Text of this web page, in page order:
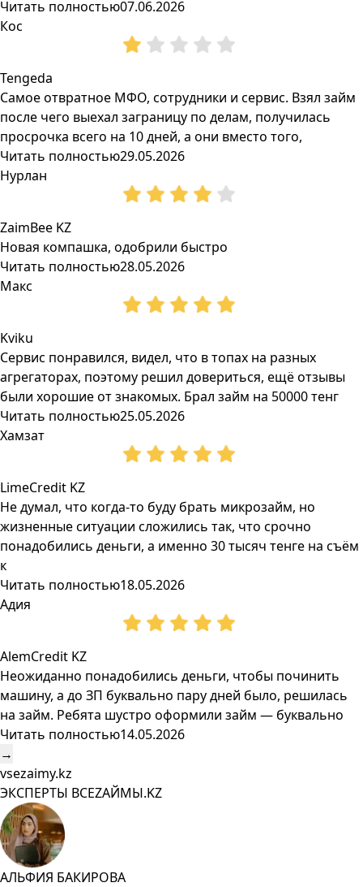
Читать полностью07.06.2026
Кос
Tengeda
Самое отвратное МФО, сотрудники и сервис. Взял займ
после чего выехал заграницу по делам, получилась
просрочка всего на 10 дней, а они вместо того,
Читать полностью29.05.2026
Нурлан
ZaimBee KZ
Новая компашка, одобрили быстро
Читать полностью28.05.2026
Макс
Kviku
Сервис понравился, видел, что в топах на разных
агрегаторах, поэтому решил довериться, ещё отзывы
были хорошие от знакомых. Брал займ на 50000 тенг
Читать полностью25.05.2026
Хамзат
LimeCredit KZ
Не думал, что когда-то буду брать микрозайм, но
жизненные ситуации сложились так, что срочно
понадобились деньги, а именно 30 тысяч тенге на съём
к
Читать полностью18.05.2026
Адия
AlemCredit KZ
Неожиданно понадобились деньги, чтобы починить
машину, а до ЗП буквально пару дней было, решилась
на займ. Ребята шустро оформили займ — буквально
Читать полностью14.05.2026
→
vsezaimy.kz
ЭКСПЕРТЫ ВСЕZAЙМЫ.KZ
АЛЬФИЯ БАКИРОВА